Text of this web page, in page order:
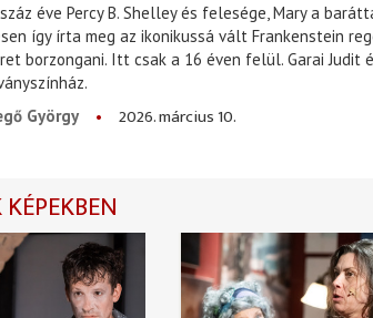
éve Percy B. Shelley és felesége, Mary a
így írta meg az ikonikussá vált Frankenstein
borzongani. Itt csak a 16 éven felül. Garai Judit
György
2026. március 10.